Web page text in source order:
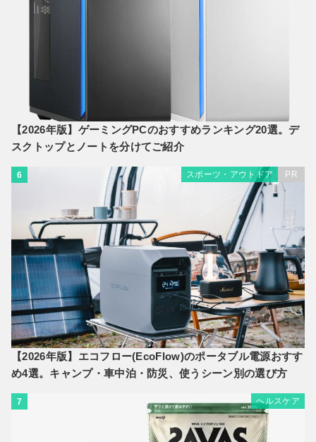
【2026年版】ゲーミングPCのおすすめランキング20選。デ
スクトップとノートを分けてご紹介
6 スポーツ・アウトドア PR
【2026年版】エコフロー(EcoFlow)のポータブル電源おすす
め4選。キャンプ・車中泊・防災、使うシーン別の選び方
7 ヘルスケア